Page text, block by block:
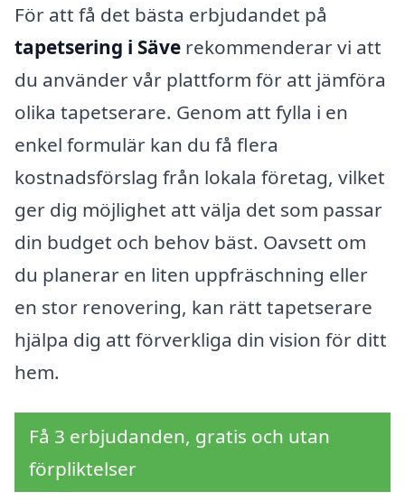
För att få det bästa erbjudandet på
tapetsering i Säve rekommenderar vi att
du använder vår plattform för att jämföra
olika tapetserare. Genom att fylla i en
enkel formulär kan du få flera
kostnadsförslag från lokala företag, vilket
ger dig möjlighet att välja det som passar
din budget och behov bäst. Oavsett om
du planerar en liten uppfräschning eller
en stor renovering, kan rätt tapetserare
hjälpa dig att förverkliga din vision för ditt
hem.
Få 3 erbjudanden, gratis och utan
förpliktelser